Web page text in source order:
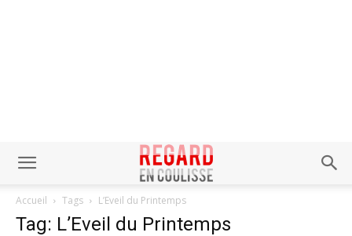
Accueil Tags L’Eveil du Printemps
Tag: L’Eveil du Printemps